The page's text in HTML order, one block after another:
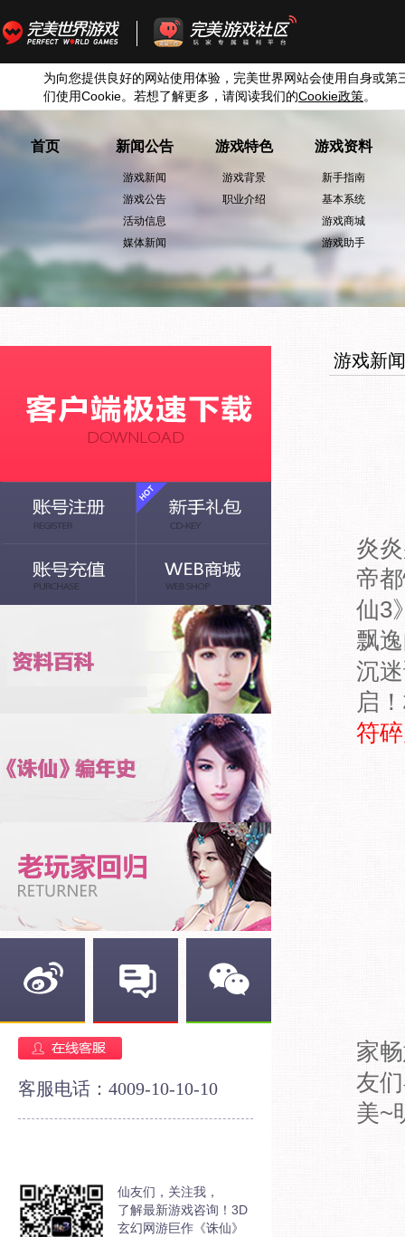
为向您提供良好的网站使用体验，完美世界网站会使用自身或第
们使用Cookie。若想了解更多，请阅读我们的Cookie政策。
首页 新闻公告
游戏新闻
游戏公告
活动信息
媒体新闻
游戏特色
游戏背景
职业介绍
游戏资料
新手指南
基本系统
游戏商城
游戏助手
客服电话：4009-10-10-10
仙友们，关注我，
了解最新游戏咨询！3D
玄幻网游巨作《诛仙》
游戏新闻
炎
帝
仙3
飘
沉
启
符
家
友
美~